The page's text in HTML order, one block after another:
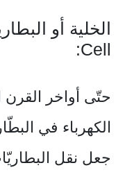
Cell:
حتّى أواخر
الكهرباء في
جعل نقل